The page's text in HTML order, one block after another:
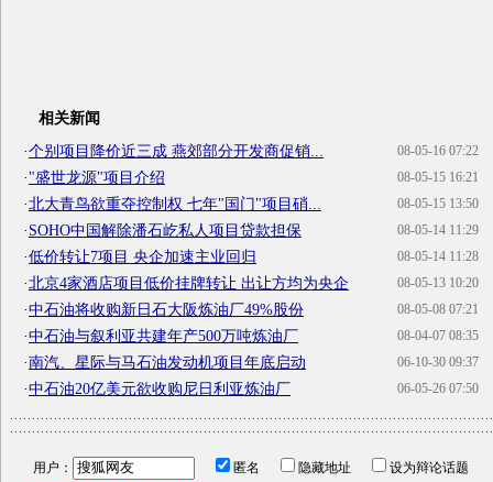
相关新闻
08-05-16 07:22
·个别项目降价近三成 燕郊部分开发商促销...
08-05-15 16:21
·"盛世龙源"项目介绍
08-05-15 13:50
·北大青鸟欲重夺控制权 七年"国门"项目硝...
08-05-14 11:29
·SOHO中国解除潘石屹私人项目贷款担保
08-05-14 11:28
·低价转让7项目 央企加速主业回归
08-05-13 10:20
·北京4家酒店项目低价挂牌转让 出让方均为央企
08-05-08 07:21
·中石油将收购新日石大阪炼油厂49%股份
08-04-07 08:35
·中石油与叙利亚共建年产500万吨炼油厂
06-10-30 09:37
·南汽、星际与马石油发动机项目年底启动
06-05-26 07:50
·中石油20亿美元欲收购尼日利亚炼油厂
用户： 匿名 隐藏地址
设为辩论话题